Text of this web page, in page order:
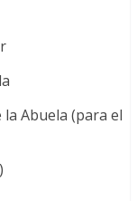
Abuela (para el